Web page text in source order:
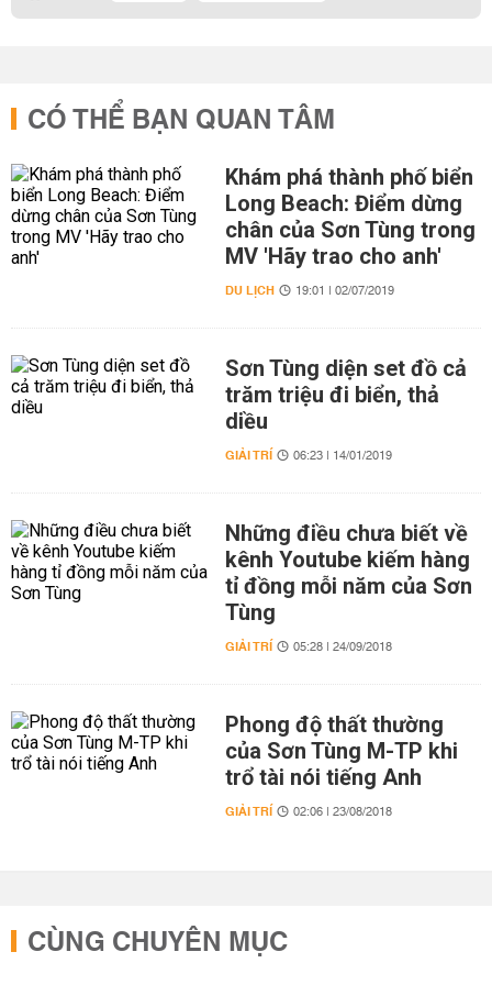
CÓ THỂ BẠN QUAN TÂM
Khám phá thành phố biển
Long Beach: Điểm dừng
chân của Sơn Tùng trong
MV 'Hãy trao cho anh'
DU LỊCH 19:01 | 02/07/2019
Sơn Tùng diện set đồ cả
trăm triệu đi biển, thả
diều
GIẢI TRÍ 06:23 | 14/01/2019
Những điều chưa biết về
kênh Youtube kiếm hàng
tỉ đồng mỗi năm của Sơn
Tùng
GIẢI TRÍ 05:28 | 24/09/2018
Phong độ thất thường
của Sơn Tùng M-TP khi
trổ tài nói tiếng Anh
GIẢI TRÍ 02:06 | 23/08/2018
CÙNG CHUYÊN MỤC